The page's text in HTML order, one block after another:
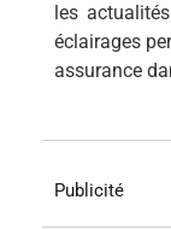
les
éclairages
assurance
Publicité